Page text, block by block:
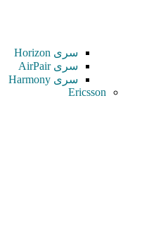
سری Horizon
سری AirPair
سری Harmony
Ericsson